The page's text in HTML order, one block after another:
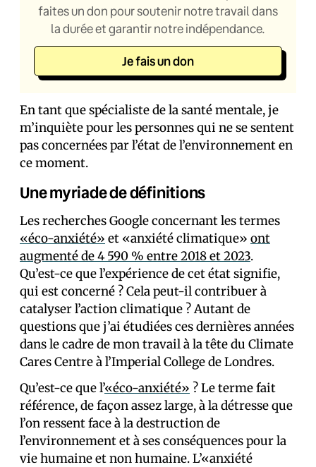
faites un don pour soutenir notre travail dans
la durée et garantir notre indépendance.
Je fais un don
En tant que spécialiste de la santé mentale, je
m’inquiète pour les personnes qui ne se sentent
pas concernées par l’état de l’environnement en
ce moment.
Une myriade de définitions
Les recherches Google concernant les termes
«éco-anxiété» et «anxiété climatique» ont
augmenté de 4 590 % entre 2018 et 2023.
Qu’est-ce que l’expérience de cet état signifie,
qui est concerné ? Cela peut-il contribuer à
catalyser l’action climatique ? Autant de
questions que j’ai étudiées ces dernières années
dans le cadre de mon travail à la tête du Climate
Cares Centre à l’Imperial College de Londres.
Qu’est-ce que l’«éco-anxiété» ? Le terme fait
référence, de façon assez large, à la détresse que
l’on ressent face à la destruction de
l’environnement et à ses conséquences pour la
vie humaine et non humaine. L’«anxiété